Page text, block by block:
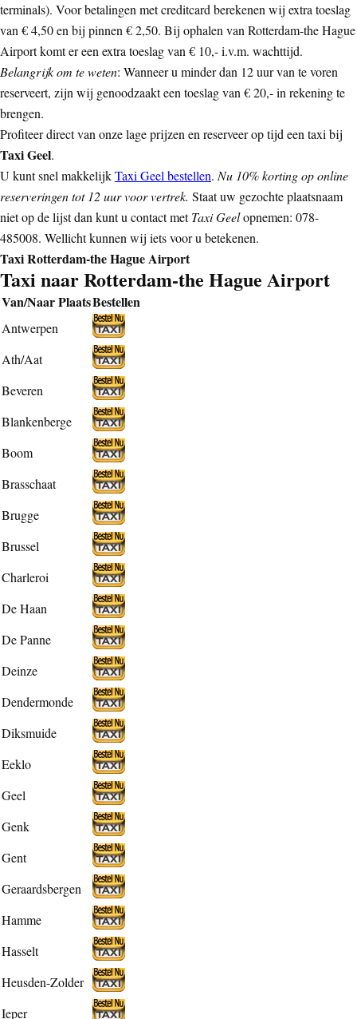
terminals). Voor betalingen met creditcard berekenen wij extra toeslag
van € 4,50 en bij pinnen € 2,50. Bij ophalen van Rotterdam-the Hague
Airport komt er een extra toeslag van € 10,- i.v.m. wachttijd.
Belangrijk om te weten: Wanneer u minder dan 12 uur van te voren
reserveert, zijn wij genoodzaakt een toeslag van € 20,- in rekening te
brengen.
Profiteer direct van onze lage prijzen en reserveer op tijd een taxi bij
Taxi Geel.
U kunt snel makkelijkTaxi Geel bestellen. Nu 10% korting op online
reserveringen tot 12 uur voor vertrek. Staat uw gezochte plaatsnaam
niet op de lijst dan kunt u contact metTaxi Geelopnemen: 078-
485008. Wellicht kunnen wij iets voor u betekenen.
Taxi Rotterdam-the Hague Airport
Taxi naar Rotterdam-the Hague Airport
Van/Naar PlaatsBestellen
Antwerpen
Ath/Aat
Beveren
Blankenberge
Boom
Brasschaat
Brugge
Brussel
Charleroi
De Haan
De Panne
Deinze
Dendermonde
Diksmuide
Eeklo
Geel
Genk
Gent
Geraardsbergen
Hamme
Hasselt
Heusden-Zolder
Ieper